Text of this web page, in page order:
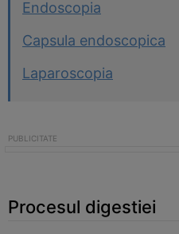
Endoscopia
Capsula endoscopica
Laparoscopia
Procesul digestiei